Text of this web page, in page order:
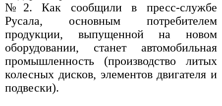
№2. Как сообщили в пресс-службе
Русала, основным потребителем
продукции, выпущенной на новом
оборудовании, станет автомобильная
промышленность (производство литых
колесных дисков, элементов двигателя и
подвески).